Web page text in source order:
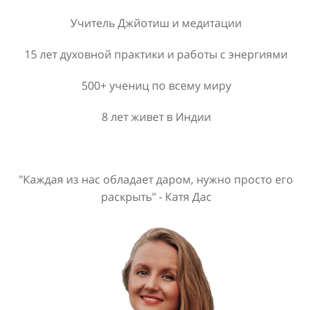
Учитель Джйотиш и медитации
15 лет духовной практики и работы с энергиями
500+ учениц по всему миру
8 лет живет в Индии
"Каждая из нас обладает даром, нужно просто его
раскрыть" - Катя Дас